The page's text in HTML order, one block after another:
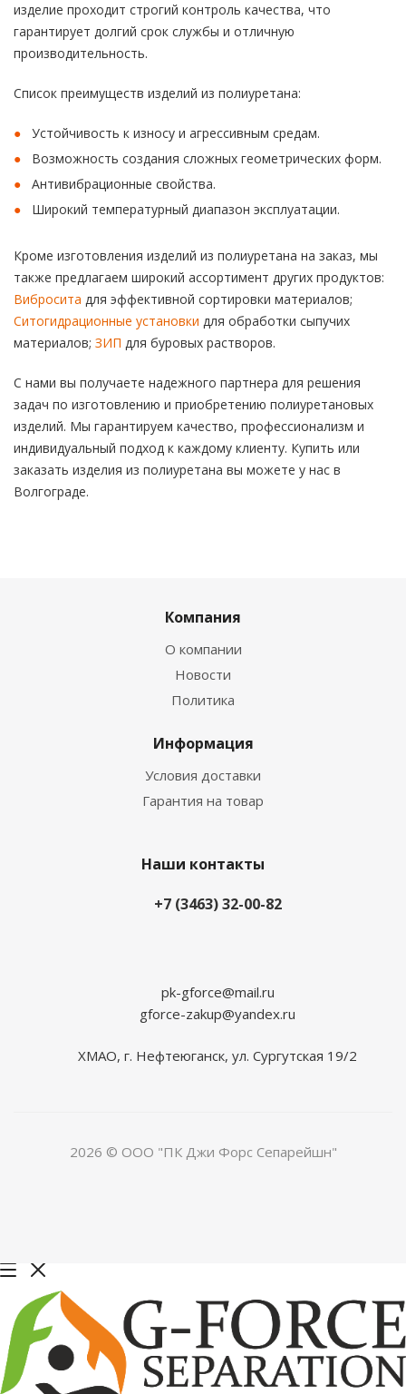
изделие проходит строгий контроль качества, что
гарантирует долгий срок службы и отличную
производительность.
Список преимуществ изделий из полиуретана:
Устойчивость к износу и агрессивным средам.
Возможность создания сложных геометрических форм.
Антивибрационные свойства.
Широкий температурный диапазон эксплуатации.
Кроме изготовления изделий из полиуретана на заказ, мы
также предлагаем широкий ассортимент других продуктов:
Вибросита для эффективной сортировки материалов;
Ситогидрационные установки для обработки сыпучих
материалов; ЗИП для буровых растворов.
С нами вы получаете надежного партнера для решения
задач по изготовлению и приобретению полиуретановых
изделий. Мы гарантируем качество, профессионализм и
индивидуальный подход к каждому клиенту. Купить или
заказать изделия из полиуретана вы можете у нас в
Волгограде.
Компания
О компании
Новости
Политика
Информация
Условия доставки
Гарантия на товар
Наши контакты
+7 (3463) 32-00-82
pk-gforce@mail.ru
gforce-zakup@yandex.ru
ХМАО, г. Нефтеюганск, ул. Сургутская 19/2
2026 © ООО "ПК Джи Форс Сепарейшн"